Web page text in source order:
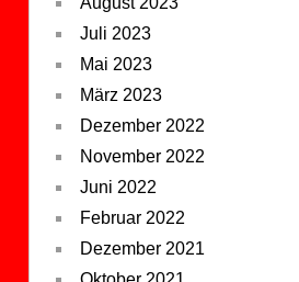
Juli 2023
Mai 2023
März 2023
Dezember 2022
November 2022
Juni 2022
Februar 2022
Dezember 2021